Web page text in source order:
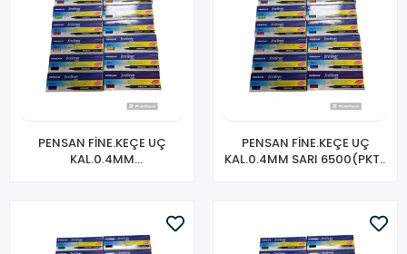
PENSAN FİNE.KEÇE UÇ
KAL.0.4MM
PENSAN FİNE.KEÇE UÇ
KAL.0.4MM SARI 6500(PKT-